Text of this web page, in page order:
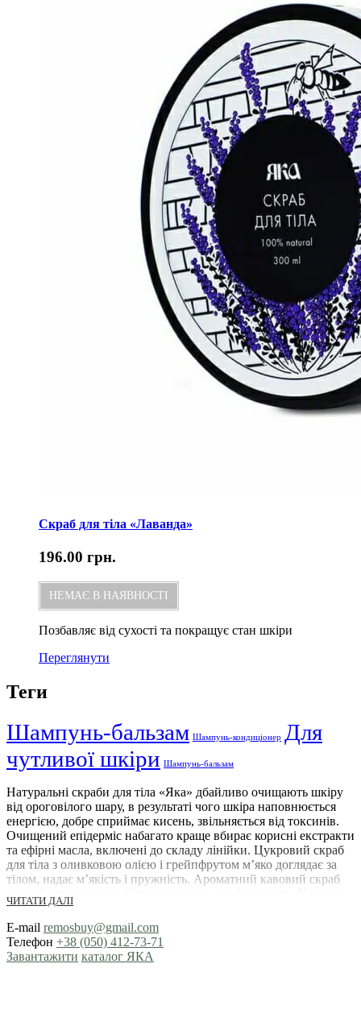
Скраб для тіла «Лаванда»
196.00 грн.
НЕМАЄ В НАЯВНОСТІ
Позбавляє від сухості та покращує стан шкіри
Переглянути
Теги
Шампунь-бальзам Шампунь-кондиціонер
Для
чутливої шкіри Шампунь-бальзам
Натуральні скраби для тіла «Яка» дбайливо очищають шкіру
від ороговілого шару, в результаті чого шкіра наповнюється
енергією, добре сприймає кисень, звільняється від токсинів.
Очищений епідерміс набагато краще вбирає корисні екстракти
та ефірні масла, включені до складу лінійки. Цукровий скраб
для тіла з оливковою олією і грейпфрутом м’яко доглядає за
тілом, надає м’якість і пружність. Ароматний кавовий скраб
багатий комплекс натуральних інгредієнтів, що насичує
корисними вітамінами. Заспокійлива лаванда усуває сухість і
підходить навіть для гіперчутливою шкіри. 100% веганські
скраб з екстрактом шавлії і оливковою олією не просто надає
тілу гарний зовнішній вигляд, але і покращує
ЧИТАТИ ДАЛІ
E-mail remosbuy@gmail.com
Телефон +38 (050) 412-73-71
Завантажити каталог ЯКА